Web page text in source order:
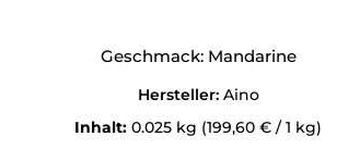
Geschmack: Mandarine
Hersteller: Aino
Inhalt:0.025 kg (199,60 € / 1 kg)